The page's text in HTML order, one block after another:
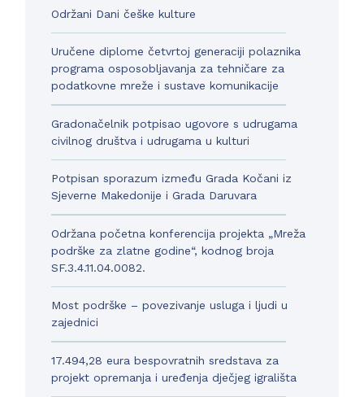
Održani Dani češke kulture
Uručene diplome četvrtoj generaciji polaznika
programa osposobljavanja za tehničare za
podatkovne mreže i sustave komunikacije
Gradonačelnik potpisao ugovore s udrugama
civilnog društva i udrugama u kulturi
Potpisan sporazum između Grada Kočani iz
Sjeverne Makedonije i Grada Daruvara
Održana početna konferencija projekta „Mreža
podrške za zlatne godine“, kodnog broja
SF.3.4.11.04.0082.
Most podrške – povezivanje usluga i ljudi u
zajednici
17.494,28 eura bespovratnih sredstava za
projekt opremanja i uređenja dječjeg igrališta